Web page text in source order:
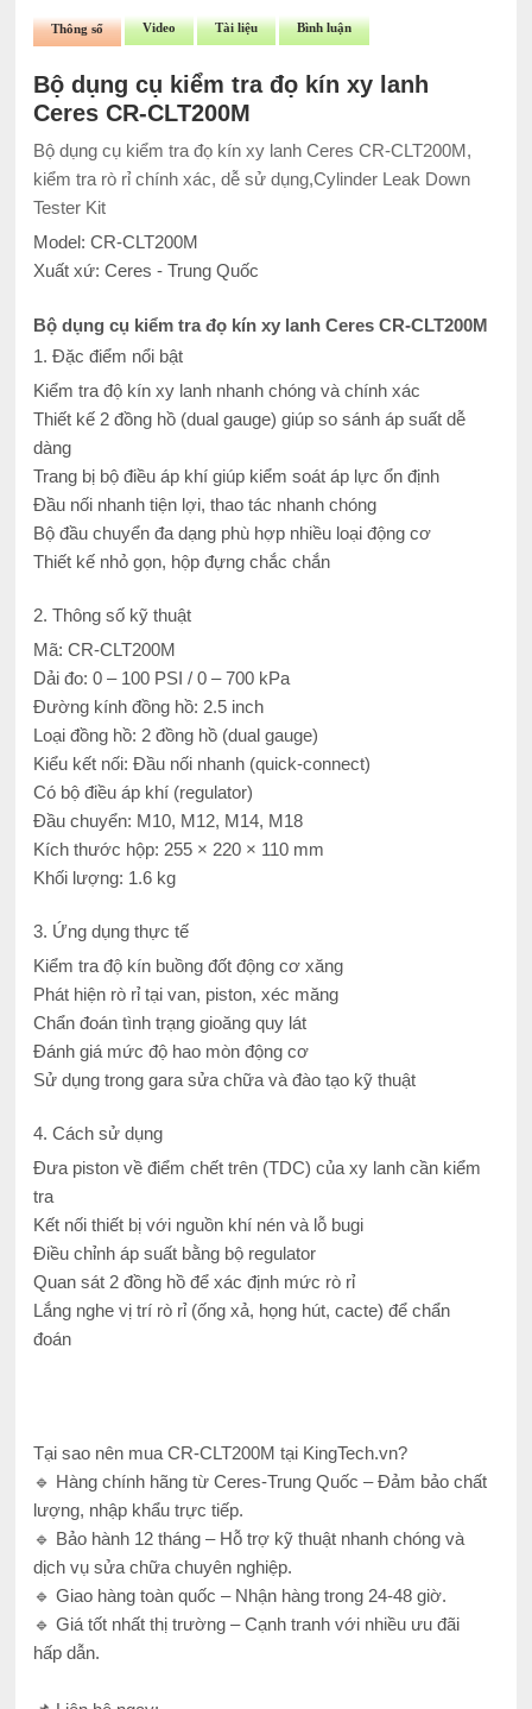
Thông số Video Tài liệu Bình luận
Bộ dụng cụ kiểm tra đọ kín xy lanh
Ceres CR-CLT200M
Bộ dụng cụ kiểm tra đọ kín xy lanh Ceres CR-CLT200M,
kiểm tra rò rỉ chính xác, dễ sử dụng,Cylinder Leak Down
Tester Kit
Model: CR-CLT200M
Xuất xứ: Ceres - Trung Quốc
Bộ dụng cụ kiểm tra đọ kín xy lanh Ceres CR-CLT200M
1. Đặc điểm nổi bật
Kiểm tra độ kín xy lanh nhanh chóng và chính xác
Thiết kế 2 đồng hồ (dual gauge) giúp so sánh áp suất dễ
dàng
Trang bị bộ điều áp khí giúp kiểm soát áp lực ổn định
Đầu nối nhanh tiện lợi, thao tác nhanh chóng
Bộ đầu chuyển đa dạng phù hợp nhiều loại động cơ
Thiết kế nhỏ gọn, hộp đựng chắc chắn
2. Thông số kỹ thuật
Mã: CR-CLT200M
Dải đo: 0 – 100 PSI / 0 – 700 kPa
Đường kính đồng hồ: 2.5 inch
Loại đồng hồ: 2 đồng hồ (dual gauge)
Kiểu kết nối: Đầu nối nhanh (quick-connect)
Có bộ điều áp khí (regulator)
Đầu chuyển: M10, M12, M14, M18
Kích thước hộp: 255 × 220 × 110 mm
Khối lượng: 1.6 kg
3. Ứng dụng thực tế
Kiểm tra độ kín buồng đốt động cơ xăng
Phát hiện rò rỉ tại van, piston, xéc măng
Chẩn đoán tình trạng gioăng quy lát
Đánh giá mức độ hao mòn động cơ
Sử dụng trong gara sửa chữa và đào tạo kỹ thuật
4. Cách sử dụng
Đưa piston về điểm chết trên (TDC) của xy lanh cần kiểm
tra
Kết nối thiết bị với nguồn khí nén và lỗ bugi
Điều chỉnh áp suất bằng bộ regulator
Quan sát 2 đồng hồ để xác định mức rò rỉ
Lắng nghe vị trí rò rỉ (ống xả, họng hút, cacte) để chẩn
đoán
Tại sao nên mua CR-CLT200M tại KingTech.vn?
🔹 Hàng chính hãng từ Ceres-Trung Quốc – Đảm bảo chất
lượng, nhập khẩu trực tiếp.
🔹 Bảo hành 12 tháng – Hỗ trợ kỹ thuật nhanh chóng và
dịch vụ sửa chữa chuyên nghiệp.
🔹 Giao hàng toàn quốc – Nhận hàng trong 24-48 giờ.
🔹 Giá tốt nhất thị trường – Cạnh tranh với nhiều ưu đãi
hấp dẫn.